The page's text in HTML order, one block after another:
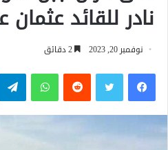
نادر للقائد عثمان
نوفمبر 20, 2023
فيسبوكتويتر واتساب